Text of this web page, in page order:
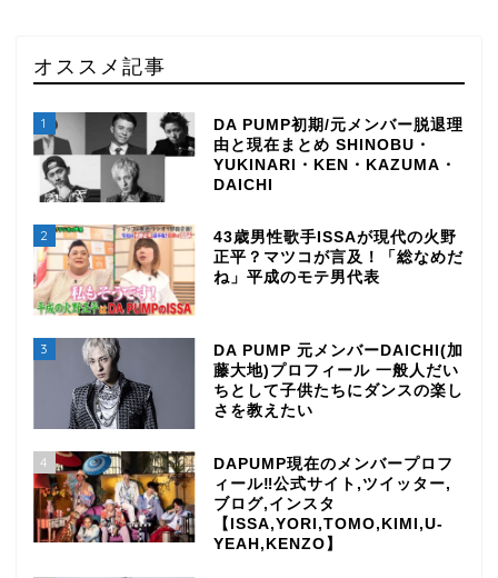
オススメ記事
1
DA PUMP初期/元メンバー脱退理
由と現在まとめ SHINOBU・
YUKINARI・KEN・KAZUMA・
DAICHI
2
43歳男性歌手ISSAが現代の火野
正平？マツコが言及！「総なめだ
ね」平成のモテ男代表
3
DA PUMP 元メンバーDAICHI(加
藤大地)プロフィール 一般人だい
ちとして子供たちにダンスの楽し
さを教えたい
4
DAPUMP現在のメンバープロフ
ィール‼公式サイト,ツイッター,
ブログ,インスタ
【ISSA,YORI,TOMO,KIMI,U-
YEAH,KENZO】